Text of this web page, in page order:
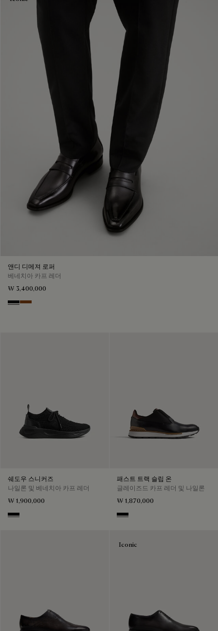
앤디 디메져 로퍼
베네치아 카프 레더
₩ 3,400,000
Nero Grigio
Cacao Intenso
쉐도우 스니커즈
나일론 및 베네치아 카프 레더
₩ 1,900,000
Jet Black
패스트 트랙 슬립 온
글레이즈드 카프 레더 및 나일론
₩ 1,870,000
Nero
Iconic